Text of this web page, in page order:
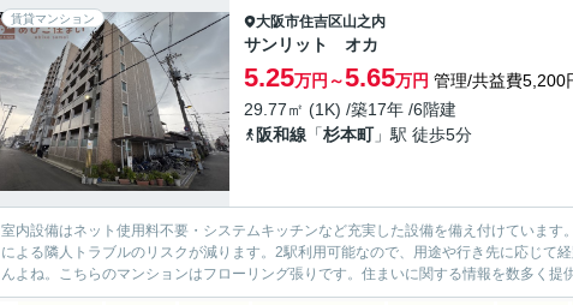
賃貸マンション 大阪市住吉区山之内
サンリット オカ
5.25万円～5.65万円 管理/共益費5,200
29.77㎡ (1K) /築17年 /6階建
阪和線 「杉本町」駅 徒歩5分
室内設備はネット使用料不要・システムキッチンなど充実した設備を備え付けていま
による隣人トラブルのリスクが減ります。2駅利用可能なので、用途や行き先に応じて
んよね。こちらのマンションはフローリング張りです。住まいに関する情報を数多く